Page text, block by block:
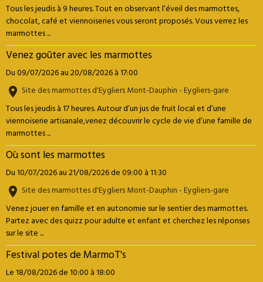
Tous les jeudis à 9 heures. Tout en observant l’éveil des marmottes,
chocolat, café et viennoiseries vous seront proposés. Vous verrez les
marmottes ...
Venez goûter avec les marmottes
Du 09/07/2026au 20/08/2026à 17:00
Site des marmottes d'Eygliers Mont-Dauphin - Eygliers-gare
Tous les jeudis à 17 heures. Autour d’un jus de fruit local et d’une
viennoiserie artisanale,venez découvrir le cycle de vie d’une famille de
marmottes ...
Où sont les marmottes
Du 10/07/2026au 21/08/2026de 09:00à 11:30
Site des marmottes d'Eygliers Mont-Dauphin - Eygliers-gare
Venez jouer en famille et en autonomie sur le sentier des marmottes.
Partez avec des quizz pour adulte et enfant et cherchez les réponses
sur le site ...
Festival potes de MarmoT's
Le 18/08/2026de 10:00à 18:00